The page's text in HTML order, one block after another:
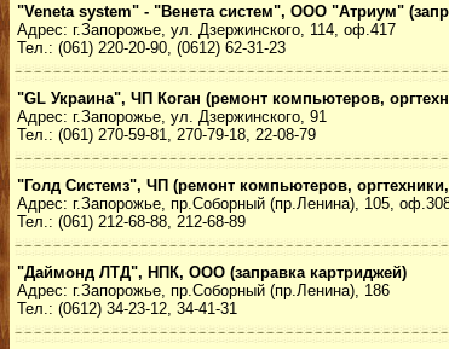
"Veneta system" - "Венета систем", ООО "Атриум"
Адрес: г.Запорожье, ул. Дзержинского, 114, оф.417
Тел.: (061) 220-20-90, (0612) 62-31-23
"GL Украина", ЧП Коган (ремонт компьютеров,
Адрес: г.Запорожье, ул. Дзержинского, 91
Тел.: (061) 270-59-81, 270-79-18, 22-08-79
"Голд Системз", ЧП (ремонт компьютеров,
Адрес: г.Запорожье, пр.Соборный (пр.Ленина), 105,
Тел.: (061) 212-68-88, 212-68-89
"Даймонд ЛТД", НПК, ООО (заправка картриджей)
Адрес: г.Запорожье, пр.Соборный (пр.Ленина), 186
Тел.: (0612) 34-23-12, 34-41-31